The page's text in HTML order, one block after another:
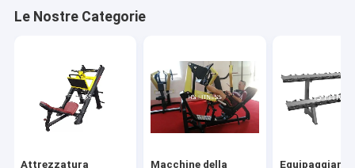
Attrezzatura commerciale della palestra
Macchine della palestra caricate piatto
Le Nostre Categorie
Attrezzatura Macchine della